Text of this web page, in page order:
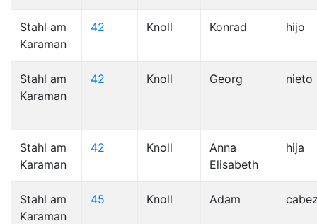
Stahl am
Karaman
42 Knoll Konrad hijo
Stahl am
Karaman
42 Knoll Georg nieto
Stahl am
Karaman
42 Knoll
Anna
Elisabeth
hija
Stahl am
Karaman
45 Knoll Adam